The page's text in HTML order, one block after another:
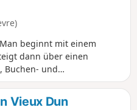
beginnt mit einem
dann über einen
Buchen- und
von wo aus man wieder
Vieux Dun